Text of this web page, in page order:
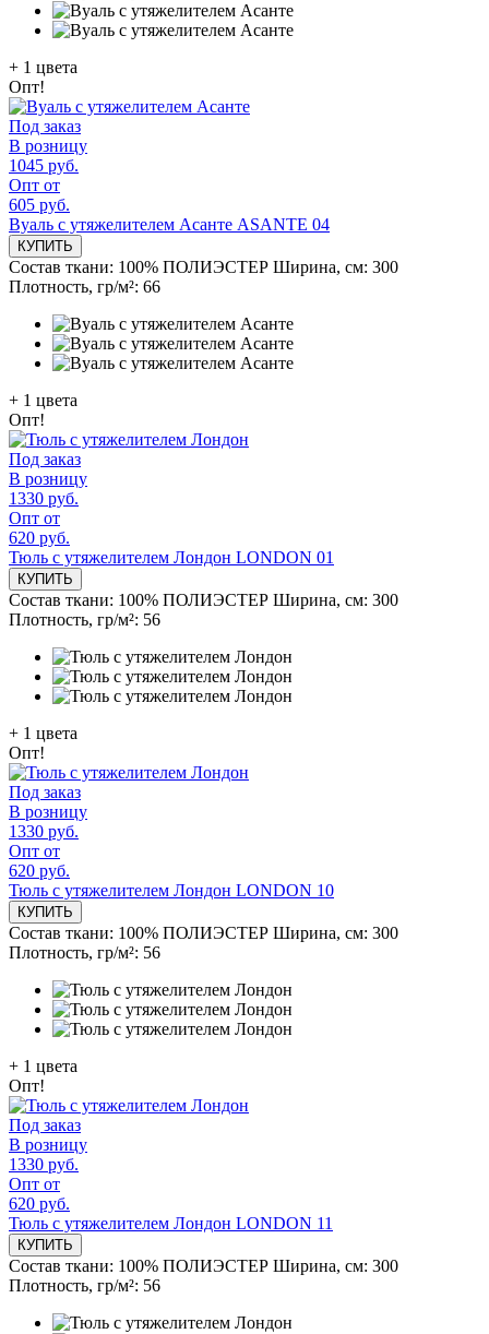
+ 1 цвета
Опт!
Под заказ
В розницу
1045 руб.
Опт от
605 руб.
Вуаль с утяжелителем Асанте ASANTE 04
КУПИТЬ
Состав ткани: 100% ПОЛИЭСТЕР Ширина, см: 300
Плотность, гр/м²: 66
+ 1 цвета
Опт!
Под заказ
В розницу
1330 руб.
Опт от
620 руб.
Тюль с утяжелителем Лондон LONDON 01
КУПИТЬ
Состав ткани: 100% ПОЛИЭСТЕР Ширина, см: 300
Плотность, гр/м²: 56
+ 1 цвета
Опт!
Под заказ
В розницу
1330 руб.
Опт от
620 руб.
Тюль с утяжелителем Лондон LONDON 10
КУПИТЬ
Состав ткани: 100% ПОЛИЭСТЕР Ширина, см: 300
Плотность, гр/м²: 56
+ 1 цвета
Опт!
Под заказ
В розницу
1330 руб.
Опт от
620 руб.
Тюль с утяжелителем Лондон LONDON 11
КУПИТЬ
Состав ткани: 100% ПОЛИЭСТЕР Ширина, см: 300
Плотность, гр/м²: 56